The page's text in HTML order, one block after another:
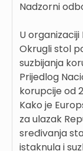
Nadzorni
U organizaciji
Okrugli stol
suzbijanja
Prijedlog
korupcije od
Kako je
za ulazak
sređivanja
istaknula i